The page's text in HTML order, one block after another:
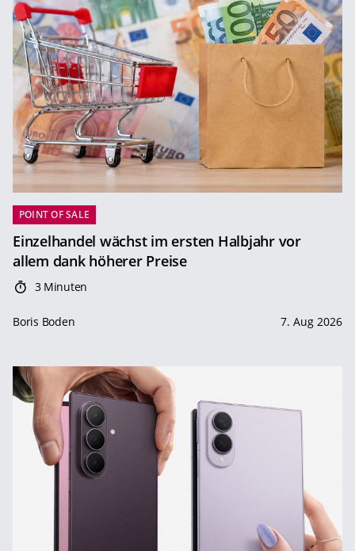
POINT OF SALE
Einzelhandel wächst im ersten Halbjahr vor
allem dank höherer Preise
3 Minuten
Boris Boden 7. Aug 2026